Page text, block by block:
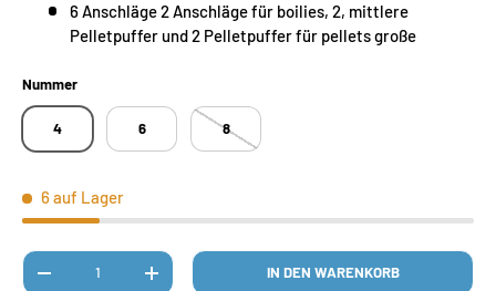
6 Anschläge 2 Anschläge für boilies, 2, mittlere
Pelletpuffer und 2 Pelletpuffer für pellets große
Nummer
4 6 8
6 auf Lager
Anzahl
MENGE VERRINGERNMENGE ERHÖHEN IN DEN WARENKORB